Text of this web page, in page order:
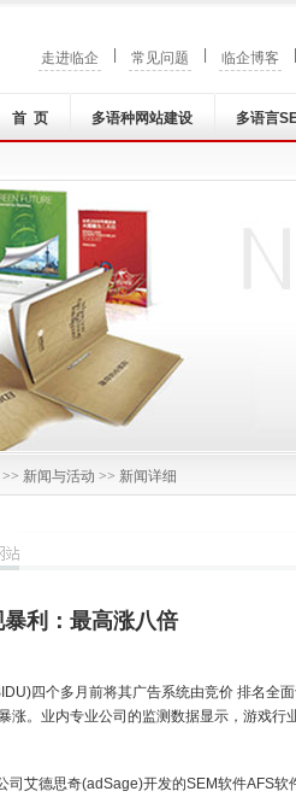
走进临企 常见问题 临企博客
首 页 多语种网站建设 多语言
新闻与活动 >> 新闻详细
利：最高涨八倍
四个多月前将其广告系统由竞价 排名全
涨。业内专业公司的监测数据显示，游戏
司艾德思奇(adSage)开发的SEM软件AFS